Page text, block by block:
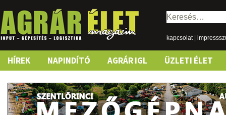
Keresés:
kapcsolat|
Skip
content
HÍREK NAPINDÍTÓ AGRÁR IGL ÜZLETI ÉLET